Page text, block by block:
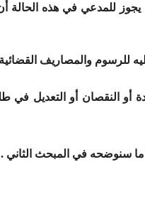
للمدعي في هذه الحالة
للرسوم والمصاريف
النقصان أو التعديل في
ما سنوضحه في المبحث الثاني .